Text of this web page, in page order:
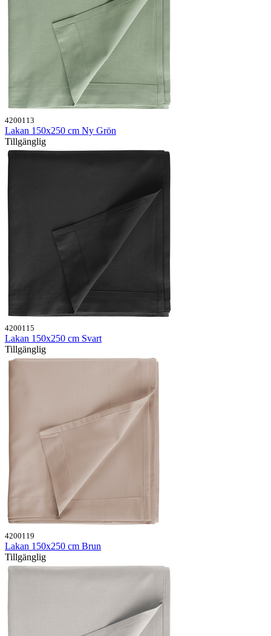
4200113
Lakan 150x250 cm Ny Grön
Tillgänglig
4200115
Lakan 150x250 cm Svart
Tillgänglig
4200119
Lakan 150x250 cm Brun
Tillgänglig